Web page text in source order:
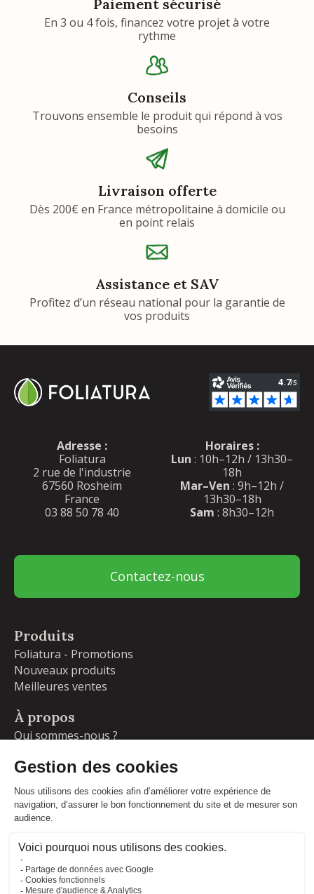
Paiement sécurisé
En 3 ou 4 fois, financez votre projet à votre
rythme
Conseils
Trouvons ensemble le produit qui répond à vos
besoins
Livraison offerte
Dès 200€ en France métropolitaine à domicile ou
en point relais
Assistance et SAV
Profitez d’un réseau national pour la garantie de
vos produits
Adresse :
Foliatura
2 rue de l'industrie
67560 Rosheim
France
03 88 50 78 40
Horaires :
Lun : 10h–12h / 13h30–
18h
Mar–Ven : 9h–12h /
13h30–18h
Sam : 8h30–12h
Contactez-nous
Produits
Foliatura - Promotions
Nouveaux produits
Meilleures ventes
À propos
Qui sommes-nous ?
Livraisons et retours
Blog
Votre compte
Commandes
Adresses